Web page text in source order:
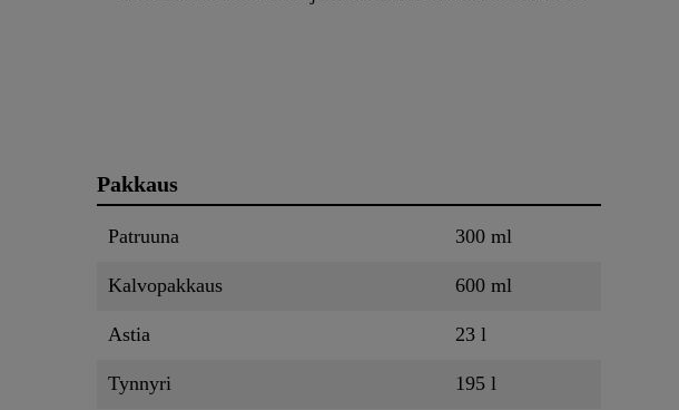
Pakkaus
Patruuna 300 ml
Kalvopakkaus 600 ml
Astia 23 l
Tynnyri 195 l